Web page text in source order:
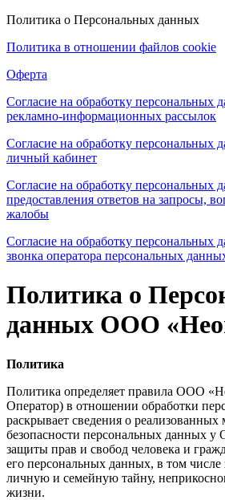
Политика о Персональных данных
Политика в отношении файлов cookie
Оферта
Согласие на обработку персональных
рекламно-информационных рассылок
Согласие на обработку персональных
личный кабинет
Согласие на обработку персональных
предоставления ответов на запросы,
жалобы
Согласие на обработку персональных
звонка оператора персональных
Политика о
данных ООО
Политика
Политика определяет правила ООО
Оператор) в отношении обработки
раскрывает сведения о
безопасности персональных данных у
защиты прав и свобод человека и
его персональных данных, в том
личную и семейную тайну,
жизни.